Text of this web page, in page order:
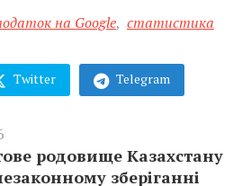
на Google, статистика
Twitter Telegram
родовище Казахстану
зберіганні